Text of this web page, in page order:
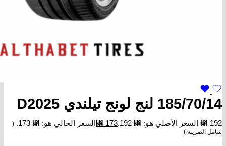
185/70/14 لنج لونج تيلندي D2025
⃁192 السعر الأصلي هو: ⃁ 192. ⃁ 173 السعر الحالي هو: ⃁ 173.
(
شامل الضريبة )